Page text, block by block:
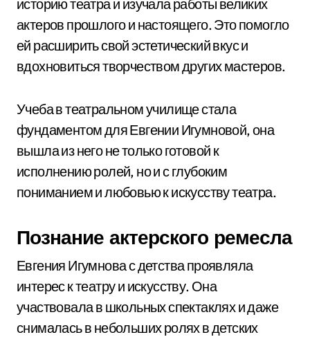
историю театра и изучала работы великих
актеров прошлого и настоящего. Это помогло
ей расширить свой эстетический вкус и
вдохновиться творчеством других мастеров.
Учеба в театральном училище стала
фундаментом для Евгении Игумновой, она
вышла из него не только готовой к
исполнению ролей, но и с глубоким
пониманием и любовью к искусству театра.
Познание актерского ремесла
Евгения Игумнова с детства проявляла
интерес к театру и искусству. Она
участвовала в школьных спектаклях и даже
снималась в небольших ролях в детских